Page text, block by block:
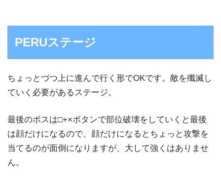
PERUステージ
ちょっとづつ上に進んで行く形でOKです。敵を殲滅し
ていく必要があるステージ。
最後のボスは□+×ボタンで部位破壊をしていくと最後
は顔だけになるので、顔だけになるとちょっと攻撃を
当てるのが面倒になりますが、大して強くはありませ
ん。